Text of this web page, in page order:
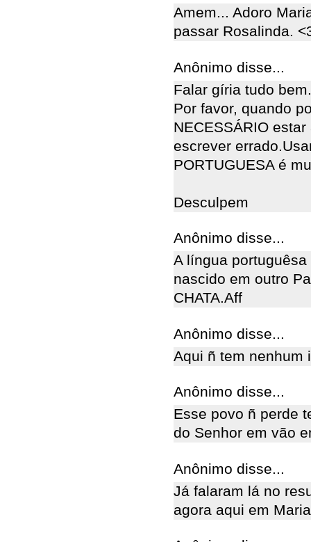
Amem... Adoro
passar Rosalinda.
Anônimo disse...
Falar gíria tudo bem.
Por favor, quando
NECESSÁRIO
escrever
PORTUGUESA é
Desculpem
Anônimo disse...
A língua
nascido em outro
CHATA.Aff
Anônimo disse...
Aqui ñ tem nenhum
Anônimo disse...
Esse povo ñ perde
do Senhor em vão
Anônimo disse...
Já falaram lá no
agora aqui em